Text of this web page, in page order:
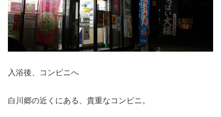
入浴後、コンビニへ
白川郷の近くにある、貴重なコンビニ。